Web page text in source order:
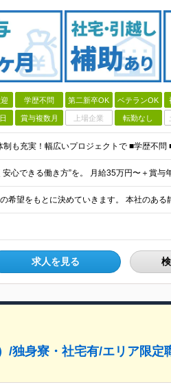
学歴不問 第二新卒OK ベテランOK
賞与複数月 上場企業 転勤なし
求人を見る
/独身寮・社宅有/エリア限定